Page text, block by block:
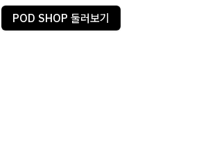
POD SHOP 둘러보기